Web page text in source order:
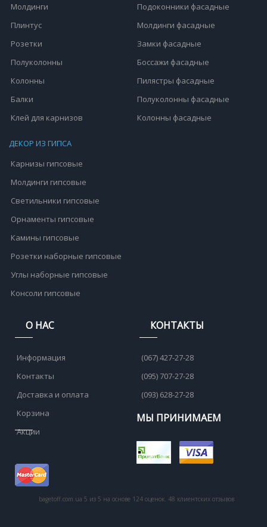
Молдинги
Плинтус
Розетки
Полуколонны
Колонны
Балки
Клей для карнизов
Подоконники фасадные
Молдинги фасадные
Замки фасадные
Боссажи фасадные
Пилястры фасадные
Полуколонны фасадные
Колонны фасадные
ДЕКОР ИЗ ГИПСА
Карнизы гипсовые
Молдинги гипсовые
Светильники гипсовые
Орнаменты гипсовые
Камины гипсовые
Розетки наборные гипсовые
Углы наборные гипсовые
Консоли гипсовые
О НАС
Информация
Контакты
Доставка и оплата
Корзина
Акции
КОНТАКТЫ
(067) 427-27-28
(095) 707-27-28
(093) 628-27-28
МЫ ПРИНИМАЕМ
bagetoff.com.ua 5 из 5 на основе 124 оценок. 48 клиентских отзывов